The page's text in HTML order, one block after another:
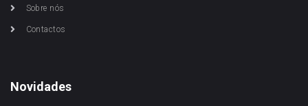
Sobre nós
Contactos
Novidades